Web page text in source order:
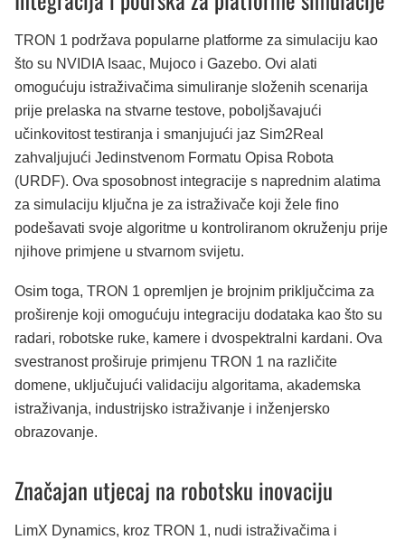
TRON 1 podržava popularne platforme za simulaciju kao
što su NVIDIA Isaac, Mujoco i Gazebo. Ovi alati
omogućuju istraživačima simuliranje složenih scenarija
prije prelaska na stvarne testove, poboljšavajući
učinkovitost testiranja i smanjujući jaz Sim2Real
zahvaljujući Jedinstvenom Formatu Opisa Robota
(URDF). Ova sposobnost integracije s naprednim alatima
za simulaciju ključna je za istraživače koji žele fino
podešavati svoje algoritme u kontroliranom okruženju prije
njihove primjene u stvarnom svijetu.
Osim toga, TRON 1 opremljen je brojnim priključcima za
proširenje koji omogućuju integraciju dodataka kao što su
radari, robotske ruke, kamere i dvospektralni kardani. Ova
svestranost proširuje primjenu TRON 1 na različite
domene, uključujući validaciju algoritama, akademska
istraživanja, industrijsko istraživanje i inženjersko
obrazovanje.
Značajan utjecaj na robotsku inovaciju
LimX Dynamics, kroz TRON 1, nudi istraživačima i